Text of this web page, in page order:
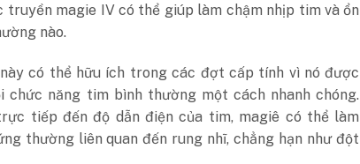
truyền magie IV có thể giúp làm chậm nhịp tim và ổn
nào.
có thể hữu ích trong các đợt cấp tính vì nó được
chức năng tim bình thường một cách nhanh chóng.
tiếp đến độ dẫn điện của tim, magiê có thể làm
thường liên quan đến rung nhĩ, chẳng hạn như đột